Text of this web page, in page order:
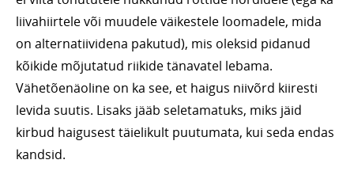
liivahiirtele või muudele väikestele loomadele, mida
on alternatiividena pakutud), mis oleksid pidanud
kõikide mõjutatud riikide tänavatel lebama.
Vähetõenäoline on ka see, et haigus niivõrd kiiresti
levida suutis. Lisaks jääb seletamatuks, miks jäid
kirbud haigusest täielikult puutumata, kui seda endas
kandsid.